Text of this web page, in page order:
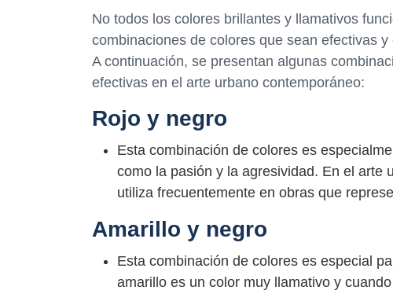
No todos los colores brillantes y llamativos
combinaciones de colores que sean efectivas
A continuación, se presentan algunas
efectivas en el arte urbano contemporáneo:
Rojo y negro
Esta combinación de colores es
como la pasión y la agresividad. En el arte
utiliza frecuentemente en obras que
Amarillo y negro
Esta combinación de colores es especial
amarillo es un color muy llamativo y